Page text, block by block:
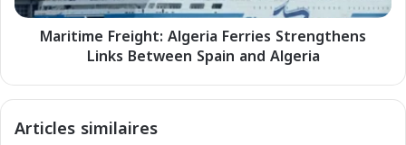
o
r
v
F
g
t
Maritime Freight: Algeria Ferries Strengthens
Links Between Spain and Algeria
Articles similaires